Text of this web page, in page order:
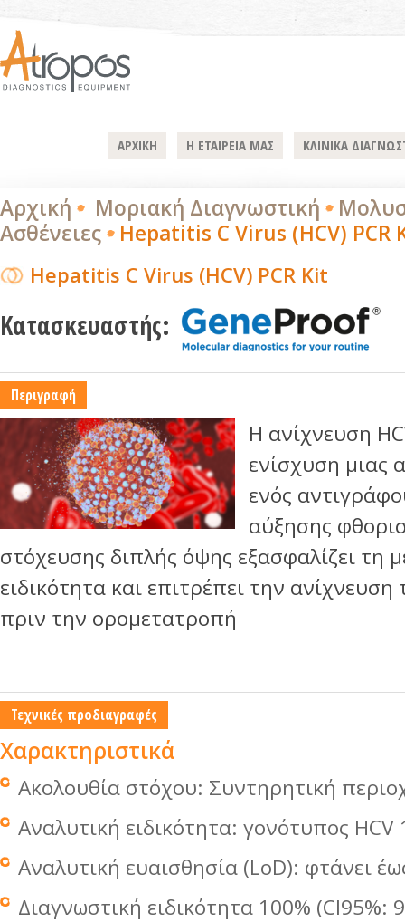
ΑΡΧΙΚΗ Η ΕΤΑΙΡΕΙΑ ΜΑΣ ΚΛΙΝΙΚΑ
Αρχική Μοριακή Διαγνωστική
Ασθένειες
Hepatitis C Virus (HCV) PCR
Hepatitis C Virus (HCV) PCR Kit
Κατασκευαστής:
Περιγραφή
Η ανίχνευση
ενίσχυση μιας
ενός
αύξησης
στόχευσης διπλής όψης εξασφαλίζει τη
ειδικότητα και επιτρέπει την
πριν την ορομετατροπή
Τεχνικές προδιαγραφές
Χαρακτηριστικά
Ακολουθία στόχου: Συντηρητική
Αναλυτική ειδικότητα: γονότυπος HCV
Αναλυτική ευαισθησία (LoD): φτάνει
Διαγνωστική ειδικότητα 100% (CI95%: